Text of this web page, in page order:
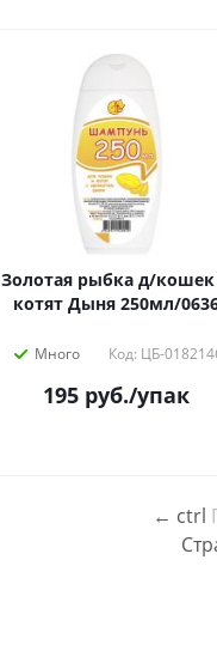
Золотая рыбка д/
котят Дыня 250мл/
Много Код: ЦБ-
195 руб./упак
← ctrl